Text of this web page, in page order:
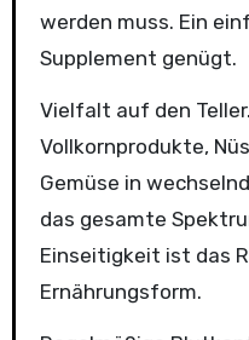
werden muss. Ein
Supplement genügt.
Vielfalt auf den
Vollkornprodukte,
Gemüse in
das gesamte
Einseitigkeit ist das
Ernährungsform.